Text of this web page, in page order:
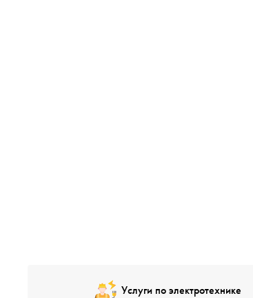
Услуги по электротехнике